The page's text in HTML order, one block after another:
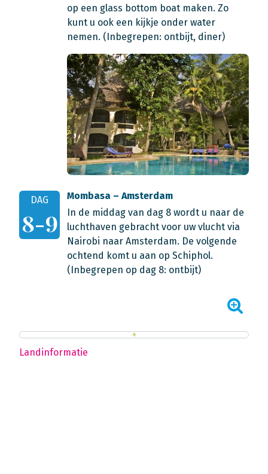
op een glass bottom boat maken. Zo
kunt u ook een kijkje onder water
nemen. (Inbegrepen: ontbijt, diner)
DAG
8-9
Mombasa – Amsterdam
In de middag van dag 8 wordt u naar de
luchthaven gebracht voor uw vlucht via
Nairobi naar Amsterdam. De volgende
ochtend komt u aan op Schiphol.
(Inbegrepen op dag 8: ontbijt)
Landinformatie